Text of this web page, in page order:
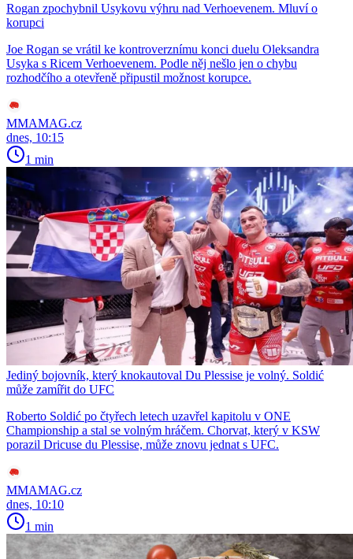
Rogan zpochybnil Usykovu výhru nad Verhoevenem. Mluví o
korupci
Joe Rogan se vrátil ke kontroverznímu konci duelu Oleksandra
Usyka s Ricem Verhoevenem. Podle něj nešlo jen o chybu
rozhodčího a otevřeně připustil možnost korupce.
MMAMAG.cz
dnes, 10:15
1 min
Jediný bojovník, který knokautoval Du Plessise je volný. Soldić
může zamířit do UFC
Roberto Soldić po čtyřech letech uzavřel kapitolu v ONE
Championship a stal se volným hráčem. Chorvat, který v KSW
porazil Dricuse du Plessise, může znovu jednat s UFC.
MMAMAG.cz
dnes, 10:10
1 min